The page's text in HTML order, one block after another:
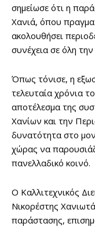
σημείωσε ότι η
Χανιά, όπου
ακολουθήσει
συνέχεια σε όλη
Όπως τόνισε, η
τελευταία χρόνια
αποτέλεσμα της
Χανίων και την
δυνατότητα στο
χώρας να
πανελλαδικό κοινό.
Ο Καλλιτεχνικός
Νικορέστης
παράστασης,